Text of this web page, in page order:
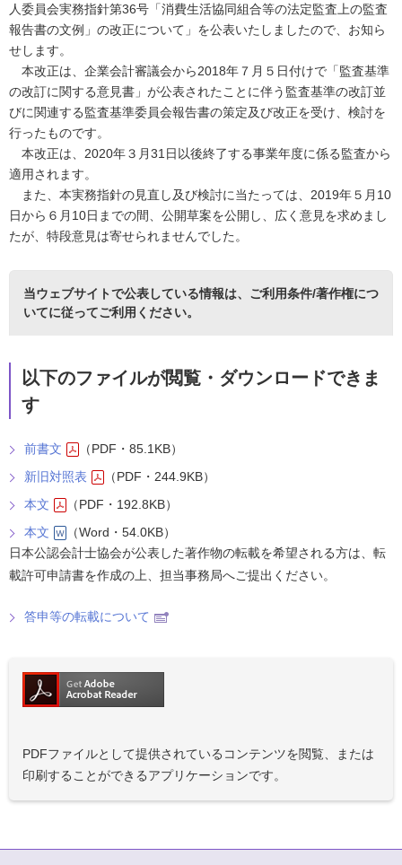
人委員会実務指針第36号「消費生活協同組合等の法定監査上の監査
報告書の文例」の改正について」を公表いたしましたので、お知ら
せします。
本改正は、企業会計審議会から2018年７月５日付けで「監査基準
の改訂に関する意見書」が公表されたことに伴う監査基準の改訂並
びに関連する監査基準委員会報告書の策定及び改正を受け、検討を
行ったものです。
本改正は、2020年３月31日以後終了する事業年度に係る監査から
適用されます。
また、本実務指針の見直し及び検討に当たっては、2019年５月10
日から６月10日までの間、公開草案を公開し、広く意見を求めまし
たが、特段意見は寄せられませんでした。
当ウェブサイトで公表している情報は、 ご利用条件/著作権につ
いてに従ってご利用ください。
以下のファイルが閲覧・ダウンロードできま
す
前書文
（PDF・85.1KB）
新旧対照表
（PDF・244.9KB）
本文
（PDF・192.8KB）
本文
（Word・54.0KB）
日本公認会計士協会が公表した著作物の転載を希望される方は、転
載許可申請書を作成の上、担当事務局へご提出ください。
答申等の転載について
PDFファイルとして提供されているコンテンツを閲覧、または
印刷することができるアプリケーションです。